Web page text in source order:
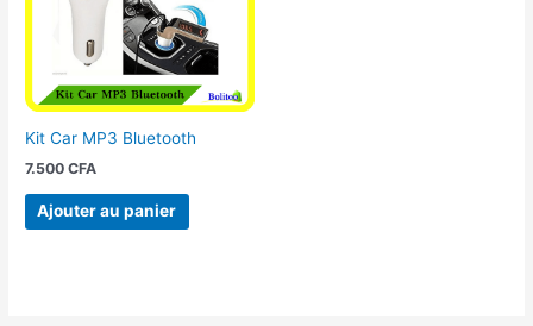
Kit Car MP3 Bluetooth
7.500CFA
Ajouter au panier